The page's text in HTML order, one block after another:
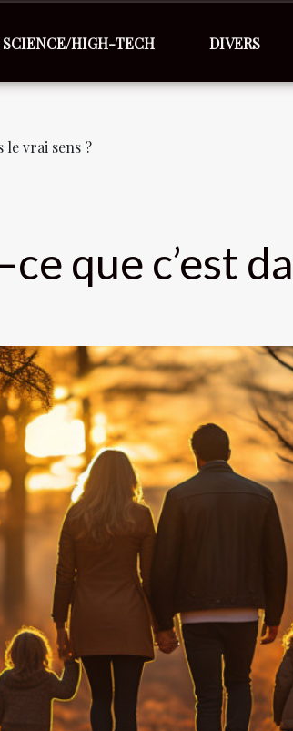
SCIENCE/HIGH-TECH DIVERS
le vrai sens ?
que c’est